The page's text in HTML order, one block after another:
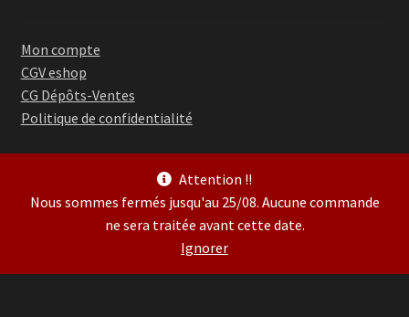
Attention !!
Nous sommes fermés jusqu'au 25/08. Aucune commande
ne sera traitée avant cette date.
Ignorer
Mon compte
CGV eshop
CG Dépôts-Ventes
Politique de confidentialité
© Guitare Village 2026